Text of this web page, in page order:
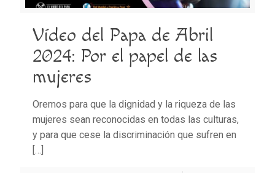
Vídeo del Papa de Abril
2024: Por el papel de las
mujeres
Oremos para que la dignidad y la riqueza de las
mujeres sean reconocidas en todas las culturas,
y para que cese la discriminación que sufren en
[…]